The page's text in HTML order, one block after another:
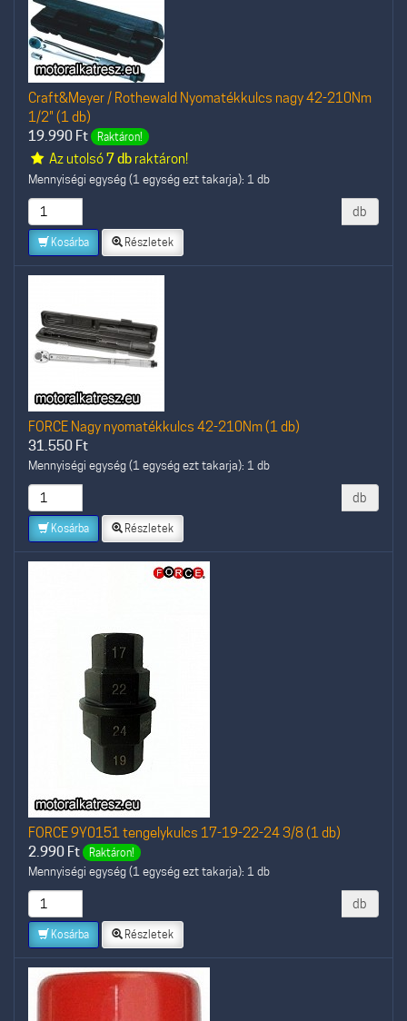
Craft&Meyer / Rothewald Nyomatékkulcs nagy 42-210Nm
1/2" (1 db)
19.990 Ft Raktáron!
Az utolsó7 dbraktáron!
Mennyiségi egység (1 egység ezt takarja): 1 db
db
Kosárba Részletek
FORCE Nagy nyomatékkulcs 42-210Nm (1 db)
31.550 Ft
Mennyiségi egység (1 egység ezt takarja): 1 db
db
Kosárba Részletek
FORCE 9Y0151 tengelykulcs 17-19-22-24 3/8 (1 db)
2.990 Ft Raktáron!
Mennyiségi egység (1 egység ezt takarja): 1 db
db
Kosárba Részletek